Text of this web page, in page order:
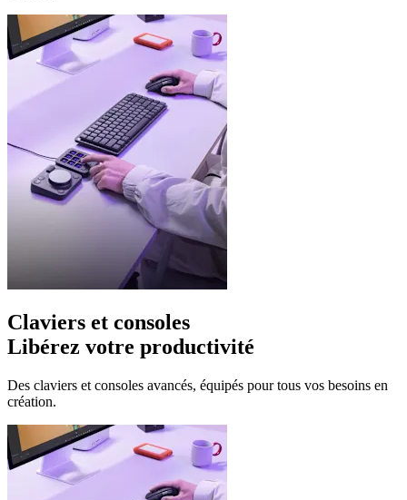
Claviers et consoles
Libérez votre productivité
Des claviers et consoles avancés, équipés pour tous vos besoins en
création.